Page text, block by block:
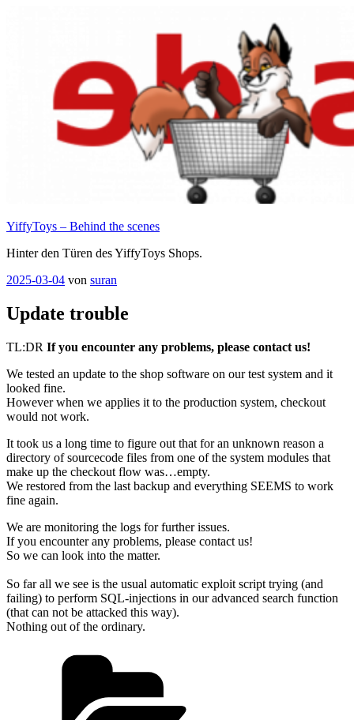
YiffyToys – Behind the scenes
Hinter den Türen des YiffyToys Shops.
Veröffentlicht
2025-03-04 von suran
Update trouble
TL:DR If you encounter any problems, please contact us!
We tested an update to the shop software on our test system and it
looked fine.
However when we applies it to the production system, checkout
would not work.
It took us a long time to figure out that for an unknown reason a
directory of sourcecode files from one of the system modules that
make up the checkout flow was…empty.
We restored from the last backup and everything SEEMS to work
fine again.
We are monitoring the logs for further issues.
If you encounter any problems, please contact us!
So we can look into the matter.
So far all we see is the usual automatic exploit script trying (and
failing) to perform SQL-injections in our advanced search function
(that can not be attacked this way).
Nothing out of the ordinary.